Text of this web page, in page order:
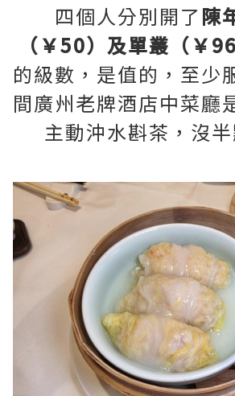
四個人分別開了 陳
（￥50）及單叢（￥96
的級數，是值的，至少
間廣州老牌酒店中菜廳
主動沖水斟茶，沒半